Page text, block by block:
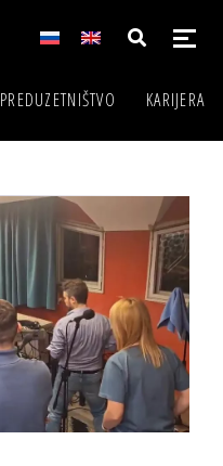
PREDUZETNIŠTVO KARIJERA